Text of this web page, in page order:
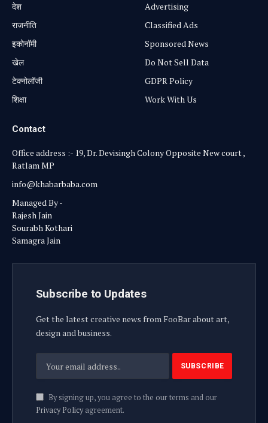
⁠देश
राजनीति
⁠इकोनॉमी
खेल
टेक्नोलॉजी
शिक्षा
Advertising
Classified Ads
Sponsored News
Do Not Sell Data
GDPR Policy
Work With Us
Contact
Office address :- 19, Dr. Devisingh Colony Opposite New court ,
Ratlam MP
info@khabarbaba.com
Managed By -
Rajesh Jain
Sourabh Kothari
Samagra Jain
Subscribe to Updates
Get the latest creative news from FooBar about art,
design and business.
By signing up, you agree to the our terms and our
Privacy Policyagreement.